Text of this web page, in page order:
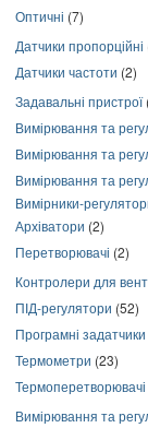
Оптичні (7)
Датчики пропорційні
Датчики частоти (2)
Задавальні пристрої
Вимірювання та
Вимірювання та
Вимірювання та
Вимірники-
Архіватори (2)
Перетворювачі (2)
Контролери для
ПІД-регулятори (52)
Програмні задатчики
Термометри (23)
Термоперетворювачі
Вимірювання та